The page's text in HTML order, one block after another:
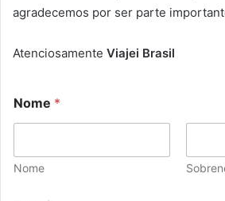
agradecemos por ser parte
Atenciosamente Viajei Brasil
Nome *
Nome